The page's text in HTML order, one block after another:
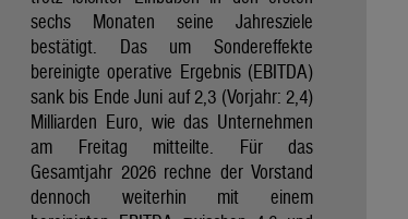
sechs Monaten seine Jahresziele
bestätigt. Das um Sondereffekte
bereinigte operative Ergebnis (EBITDA)
sank bis Ende Juni auf 2,3 (Vorjahr: 2,4)
Milliarden Euro, wie das Unternehmen
am Freitag mitteilte. Für das
Gesamtjahr 2026 rechne der Vorstand
dennoch weiterhin mit einem